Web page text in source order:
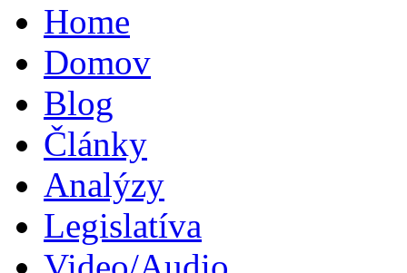
Home
Domov
Blog
Články
Analýzy
Legislatíva